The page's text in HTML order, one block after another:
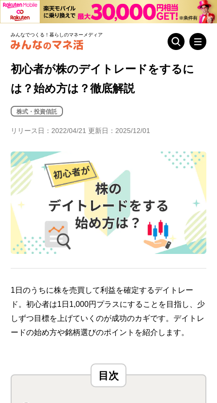
みんなでつくる！暮らしのマネーメディア
初心者が株のデイトレードをするに
は？始め方は？徹底解説
株式・投資信託
リリース日：2022/04/21 更新日：2025/12/01
1日のうちに株を売買して利益を確定するデイトレー
ド。初心者は1日1,000円プラスにすることを目指し、少
しずつ目標を上げていくのが成功のカギです。デイトレ
ードの始め方や銘柄選びのポイントを紹介します。